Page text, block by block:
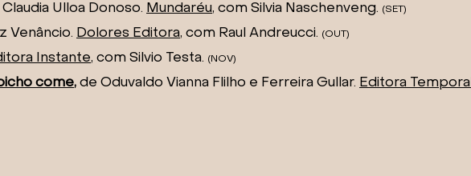
Ulloa Donoso. Mundaréu, com Silvia Naschenveng. (SET)
Venâncio. Dolores Editora, com Raul Andreucci. (OUT)
Instante, com Silvio Testa. (NOV)
come, de Oduvaldo Vianna Flilho e Ferreira Gullar. Editora Temporal